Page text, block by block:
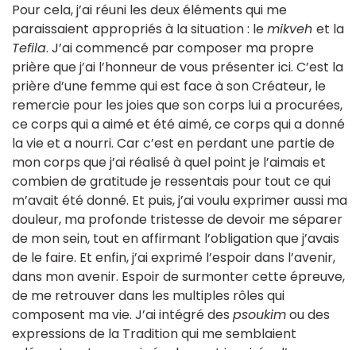
Pour cela, j’ai réuni les deux éléments qui me
paraissaient appropriés à la situation : lemikveh et la
Tefila. J’ai commencé par composer ma propre
prière que j’ai l’honneur de vous présenter ici. C’est la
prière d’une femme qui est face à son Créateur, le
remercie pour les joies que son corps lui a procurées,
ce corps qui a aimé et été aimé, ce corps qui a donné
la vie et a nourri. Car c’est en perdant une partie de
mon corps que j’ai réalisé à quel point je l’aimais et
combien de gratitude je ressentais pour tout ce qui
m’avait été donné. Et puis, j’ai voulu exprimer aussi ma
douleur, ma profonde tristesse de devoir me séparer
de mon sein, tout en affirmant l’obligation que j’avais
de le faire. Et enfin, j’ai exprimé l’espoir dans l’avenir,
dans mon avenir. Espoir de surmonter cette épreuve,
de me retrouver dans les multiples rôles qui
composent ma vie. J’ai intégré des psoukimou des
expressions de la Tradition qui me semblaient